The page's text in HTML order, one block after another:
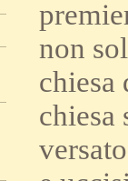
non
chiesa
chiesa